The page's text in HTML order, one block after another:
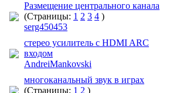
Размещение центрального канала
(Страницы: 1 2 3 4 )
serg450453
стерео усилитель с HDMI ARC
входом
AndreiMankovski
многоканальный звук в играх
(Страницы: 1 2 )